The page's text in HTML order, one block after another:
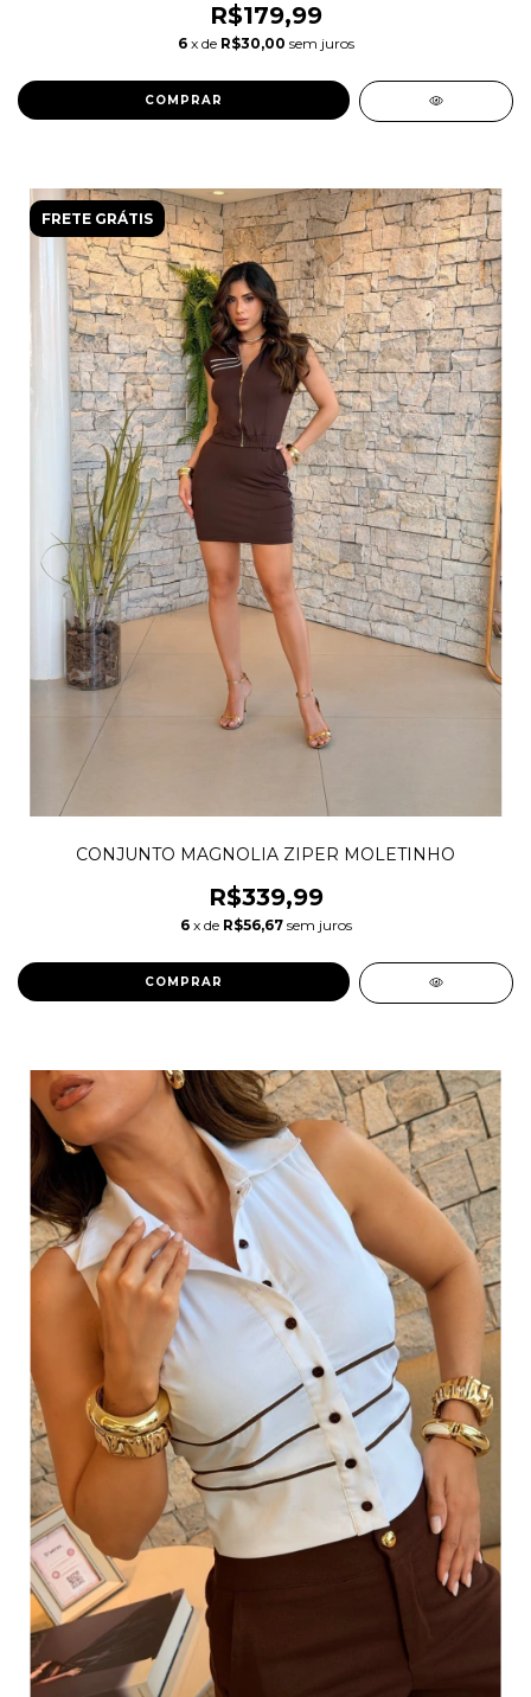
R$179,99
6 x de R$30,00 sem juros
COMPRAR
FRETE GRÁTIS
CONJUNTO MAGNOLIA ZIPER MOLETINHO
R$339,99
6 x de R$56,67 sem juros
COMPRAR